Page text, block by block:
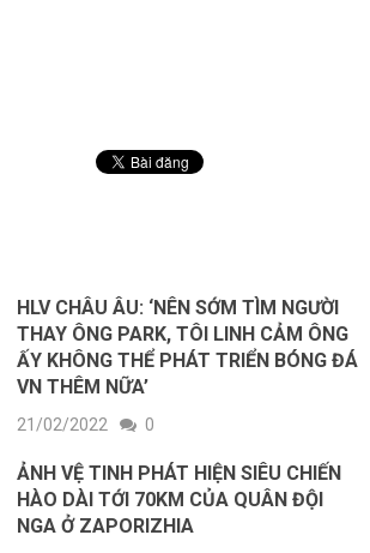
HLV CHÂU ÂU: ‘NÊN SỚM TÌM NGƯỜI
THAY ÔNG PARK, TÔI LINH CẢM ÔNG
ẤY KHÔNG THỂ PHÁT TRIỂN BÓNG ĐÁ
VN THÊM NỮA’
21/02/2022 0
ẢNH VỆ TINH PHÁT HIỆN SIÊU CHIẾN
HÀO DÀI TỚI 70KM CỦA QUÂN ĐỘI
NGA Ở ZAPORIZHIA